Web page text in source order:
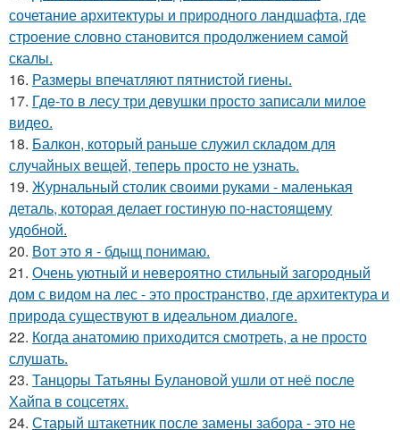
сочетание архитектуры и природного ландшафта, где
строение словно становится продолжением самой
скалы.
16. Размеры впечатляют пятнистой гиены.
17. Гдe-то в лесу три девушки просто записали милое
видео.
18. Балкон, который раньше служил складом для
случайных вещей, теперь просто не узнать.
19. Журнальный столик своими руками - маленькая
деталь, которая делает гостиную по-настоящему
удобной.
20. Вот это я - бдыщ понимаю.
21. Очень уютный и невероятно стильный загородный
дом с видом на лес - это пространство, где архитектура и
природа существуют в идеальном диалоге.
22. Когда анатомию приходится смотреть, а не просто
слушать.
23. Танцоры Татьяны Булановой ушли от неё после
Хайпа в соцсетях.
24. Старый штакетник после замены забора - это не